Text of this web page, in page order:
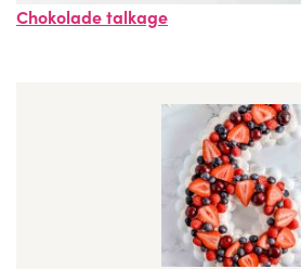
Chokolade talkage